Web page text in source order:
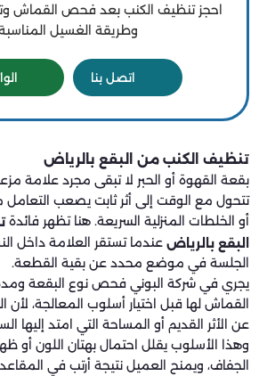
احجز تنظيف الكنب بعد فحص القماش
وطريقة الغسيل
اتصل بنا
تنظيف الكنب من البقع بالرياض
بقعة القهوة أو الحبر لا تبقى مجرد علامة
تتحول مع الوقت إلى أثر ثابت يصعب
أو الخلطات المنزلية السريعة. هنا تظهر فائدة
البقع بالرياض عندما تستقر العلامة داخل
الجلسة في موضع محدد عن بقية القطعة.
يجري في شركة البوني فحص نوع البقعة
القماش لها قبل اختيار أسلوب المعالجة، لأن
عن الأثر القديم أو المساحة التي امتد إليها
وهذا الأسلوب يقلل احتمال بهتان اللون أو
الجفاف، ويمنح العميل نتيجة أرتب في